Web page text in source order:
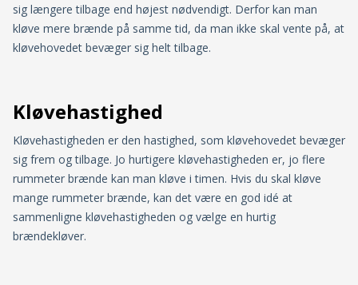
sig længere tilbage end højest nødvendigt. Derfor kan man
kløve mere brænde på samme tid, da man ikke skal vente på, at
kløvehovedet bevæger sig helt tilbage.
Kløvehastighed
Kløvehastigheden er den hastighed, som kløvehovedet bevæger
sig frem og tilbage. Jo hurtigere kløvehastigheden er, jo flere
rummeter brænde kan man kløve i timen. Hvis du skal kløve
mange rummeter brænde, kan det være en god idé at
sammenligne kløvehastigheden og vælge en hurtig
brændekløver.